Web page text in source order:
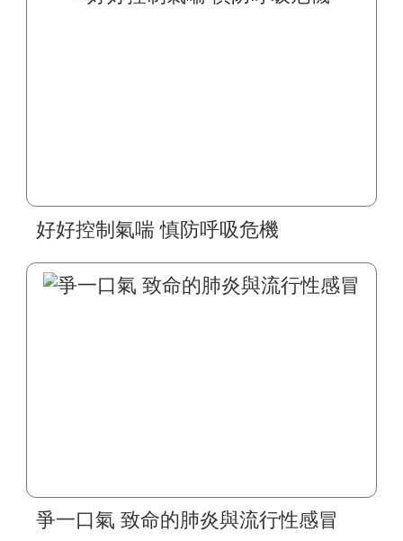
好好控制氣喘 慎防呼吸危機
爭一口氣 致命的肺炎與流行性感冒